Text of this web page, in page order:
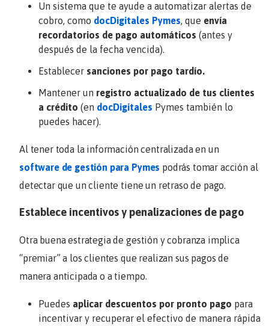
Un sistema que te ayude a automatizar alertas de
cobro, como docDigitales Pymes, que envía
recordatorios de pago automáticos (antes y
después de la fecha vencida).
Establecer sanciones por pago tardío.
Mantener un registro actualizado de tus clientes
a crédito (en docDigitales Pymes también lo
puedes hacer).
Al tener toda la información centralizada en un
software de gestión para Pymes podrás tomar acción al
detectar que un cliente tiene un retraso de pago.
Establece incentivos y penalizaciones de pago
Otra buena estrategia de gestión y cobranza implica
“premiar” a los clientes que realizan sus pagos de
manera anticipada o a tiempo.
Puedes aplicar descuentos por pronto pago para
incentivar y recuperar el efectivo de manera rápida